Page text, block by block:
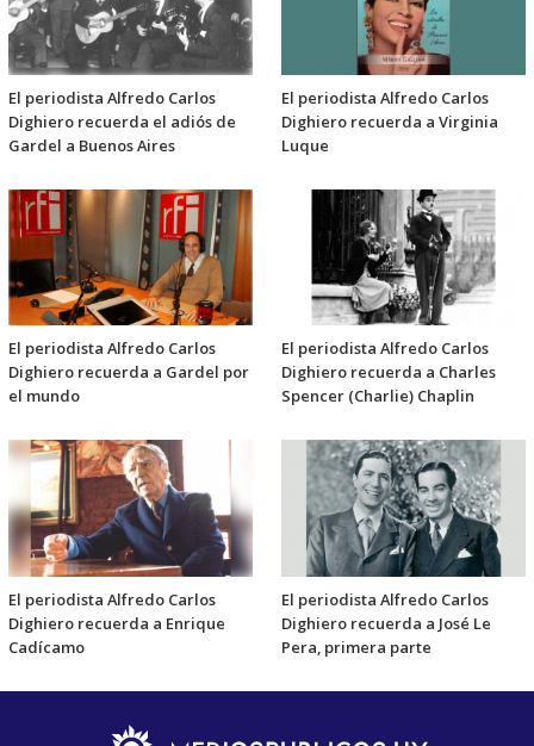
El periodista Alfredo Carlos
Dighiero recuerda el adiós de
Gardel a Buenos Aires
El periodista Alfredo Carlos
Dighiero recuerda a Virginia
Luque
El periodista Alfredo Carlos
Dighiero recuerda a Gardel por
el mundo
El periodista Alfredo Carlos
Dighiero recuerda a Charles
Spencer (Charlie) Chaplin
El periodista Alfredo Carlos
Dighiero recuerda a Enrique
Cadícamo
El periodista Alfredo Carlos
Dighiero recuerda a José Le
Pera, primera parte